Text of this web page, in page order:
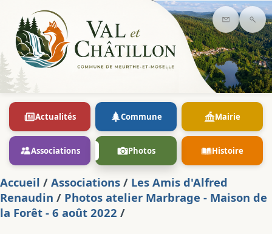
Contact
Actualités Commune Mairie
Associations Photos Histoire
Accueil / Associations / Les Amis d'Alfred
Renaudin / Photos atelier Marbrage - Maison de
la Forêt - 6 août 2022 /